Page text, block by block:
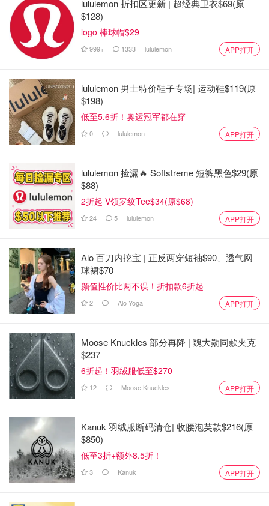
lululemon 折扣区更新 | 超经典卫衣$69(原
$128)
logo 棒球帽$29
999+ 1333 lululemon APP打开
lululemon 男士特价鞋子专场| 运动鞋$119(原
$198)
低至5.6折！奥运冠军都在穿
0 lululemon APP打开
lululemon 捡漏🔥 Softstreme 短裤黑色$29(原
$88)
2折起 V领罗纹Tee$34(原$68)
24 5 lululemon APP打开
Alo 百刀内挖宝 | 正反两穿短袖$90、透气网
球裙$70
颜值性价比两不误！折扣款6折起
2 Alo Yoga APP打开
Moose Knuckles 部分再降 | 魏大勋同款夹克
$237
6折起！羽绒服低至$270
12 Moose Knuckles APP打开
Kanuk 羽绒服断码清仓| 收腰泡芙款$216(原
$850)
低至3折+额外8.5折！
3 Kanuk APP打开